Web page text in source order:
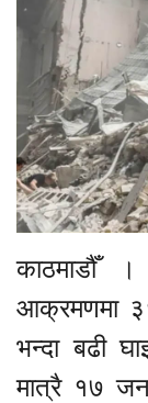
काठमाडौँ
आक्रमणमा
भन्दा बढी
मात्रै १७